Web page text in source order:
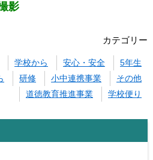
影
カテゴリー
学校から 安心・安全
5年生
研修 小中連携事業
その他
道徳教育推進事業
学校便り